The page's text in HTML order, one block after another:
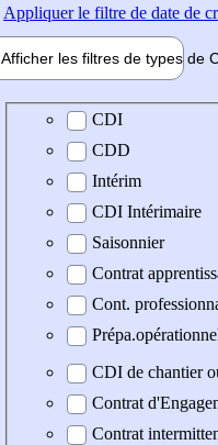
Appliquerle filtre de date de
Afficher les filtres de types de
Type de contrat
CDI
CDD
Intérim
CDI Intérimaire
Saisonnier
Contrat
Cont.
CDI de chantier
Contrat
Contrat